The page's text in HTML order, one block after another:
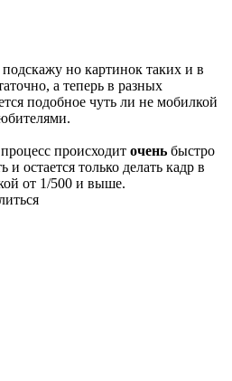
но картинок таких и в
а теперь в разных
подобное чуть ли не мобилкой
происходит очень быстро
остается только делать кадр в
от 1/500 и выше.